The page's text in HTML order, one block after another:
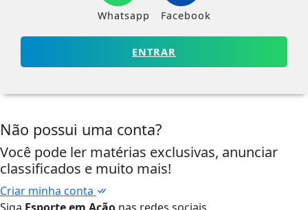
Whatsapp Facebook
ENTRAR
Não possui uma conta?
Você pode ler matérias exclusivas, anunciar
classificados e muito mais!
Criar minha conta